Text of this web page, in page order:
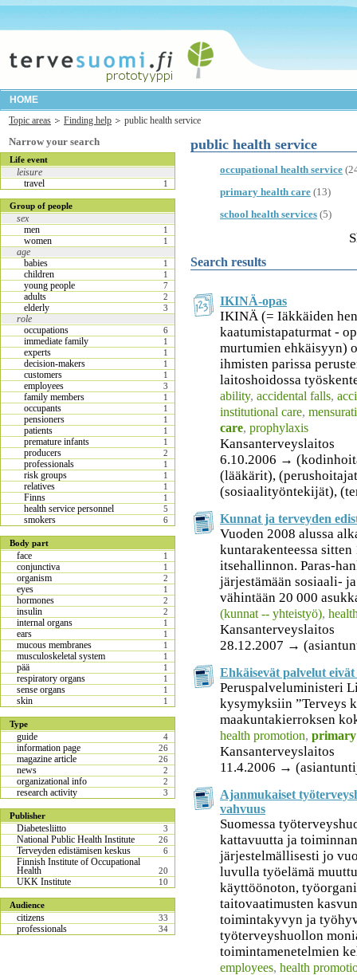
HOME
Topic areas
Finding help public health service
Narrow your search
Life event
leisure
travel
1
Group of people
sex
men
1
women 1
age
babies
1
children 1
young people 7
adults 2
elderly 3
role
occupations
6
immediate family 1
experts 1
decision-makers 1
customers 1
employees 3
family members 1
occupants 1
pensioners 1
patients 1
premature infants 1
producers 2
professionals 1
risk groups 1
relatives 1
Finns 1
health service personnel 5
smokers 6
Body part
face 1
conjunctiva 1
organism 2
eyes 1
hormones 2
insulin 2
internal organs 1
ears 1
mucous membranes 1
musculoskeletal system 1
pää 1
respiratory organs 1
sense organs 1
skin 1
Type
guide 4
information page 26
magazine article 26
news 2
organizational info 2
research activity 3
Publisher
Diabetesliitto 3
National Public Health Institute 26
Terveyden edistämisen keskus 6
Finnish Institute of Occupational
Health 20
UKK Institute 10
Audience
citizens 33
professionals 34
public health service
occupational health service
primary health care (13)
school health services (5)
Search results
IKINÄ-opas
IKINÄ (= Iäkkäiden
kaatumistapaturmat -
murtumien ehkäisyyn)
ihmisten parissa
laitoshoidossa
ability, accidental falls,
institutional care,
care, prophylaxis
Kansanterveyslaitos
6.10.2006 →
(lääkärit),
(sosiaalityöntekijät),
Kunnat ja terveyden
Vuoden 2008 alussa
kuntarakenteessa
itsehallinnon. Paras-
järjestämään sosiaali-
vähintään 20 000
(kunnat -- yhteistyö),
Kansanterveyslaitos
28.12.2007 →
Ehkäisevät palvelut
Peruspalveluministeri
kysymyksiin ”Terveys
maakuntakierroksen
health promotion, primary
Kansanterveyslaitos
11.4.2006 →
Ajanmukaiset
vahvuus
Suomessa
kattavuutta ja
järjestelmällisesti jo
luvulla työelämä
käyttöönoton,
taitovaatimusten
toimintakyvyn ja
työterveyshuollon
toimintamenetelmien
employees, health